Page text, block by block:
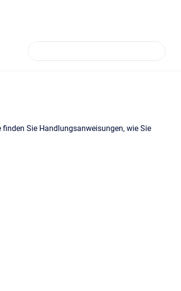
Sie Handlungsanweisungen, wie Sie